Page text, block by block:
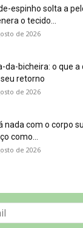
e RGPD
Notícias
🌎 Español